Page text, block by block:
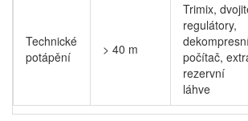
Technické
potápění
> 40 m
Trimix,
regulátory,
počítač,
rezervní
láhve